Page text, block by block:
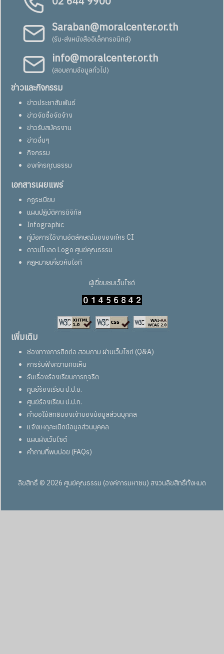
Saraban@moralcenter.or.th
(รับ-ส่งหนังสืออิเล็กทรอนิกส์)
info@moralcenter.or.th
(สอบถามข้อมูลทั่วไป)
ข่าวและกิจกรรม
ข่าวประชาสัมพันธ์
ข่าวจัดซื้อจัดจ้าง
ข่าวรับสมัครงาน
ข่าวอื่นๆ
กิจกรรม
องค์กรคุณธรรม
เอกสารเผยแพร่
กฏระเบียบ
แผนปฏิบัติการดิจิทัล
Infographic
คู่มือการใช้งานอัตลักษณ์ขององค์กร CI
ดาวน์โหลด Logo ศูนย์คุณธรรม
กฎหมายเกี่ยวกับไอที
ผู้เยี่ยมชมเว็บไซต์
เพิ่มเติม
ช่องทางการติดต่อ สอบถาม ผ่านเว็บไซต์ (Q&A)
การรับฟังความคิดเห็น
รับเรื่องร้องเรียนการทุจริต
ศูนย์ร้องเรียน ป.ป.ช.
ศูนย์ร้องเรียน ป.ป.ท.
คำขอใช้สิทธิของเจ้าของข้อมูลส่วนบุคคล
แจ้งเหตุละเมิดข้อมูลส่วนบุคคล
แผนผังเว็บไซต์
คำถามที่พบบ่อย (FAQs)
ลิขสิทธิ์ © 2026 ศูนย์คุณธรรม (องค์การมหาชน) สงวนลิขสิทธิ์ทั้งหมด